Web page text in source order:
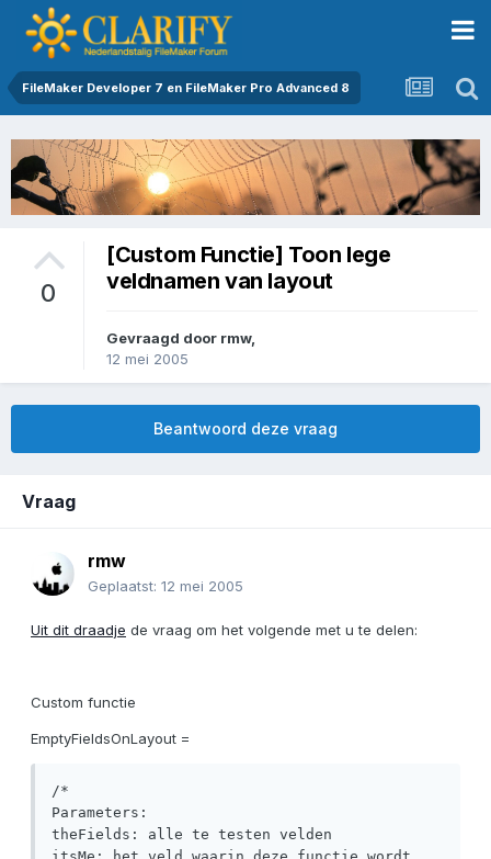
FileMaker Developer 7 en FileMaker Pro Advanced 8
0
[Custom Functie] Toon lege
veldnamen van layout
Gevraagd door rmw,
12 mei 2005
Beantwoord deze vraag
Vraag
rmw
Geplaatst: 12 mei 2005
Uit dit draadje de vraag om het volgende met u te delen:
Custom functie
EmptyFieldsOnLayout =
/*
Parameters:
theFields: alle te testen velden